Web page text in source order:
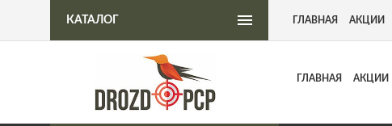
Интернет-магазин пневматического оружия
ГЛАВНАЯ АКЦИИ
КАТАЛОГ ГЛАВНАЯ АКЦИИ